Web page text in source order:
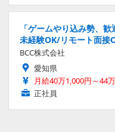
「ゲームやり込み勢、
未経験OK/リモート面接
BCC株式会社
愛知県
月給40万1,000円～44
正社員